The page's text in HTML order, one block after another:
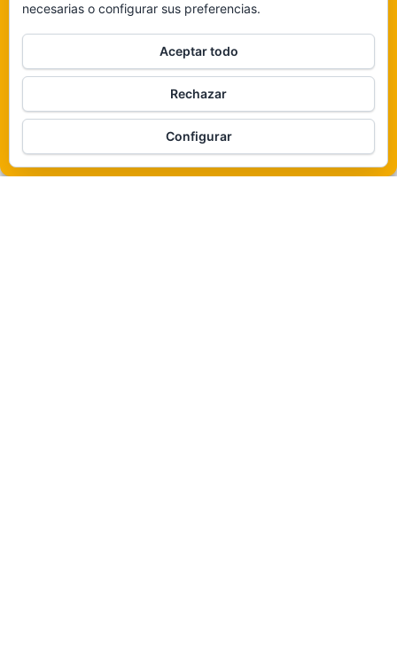
De ninguna manera
Veámos que hay aquí
Política de cookies
WordPress |Tema:
necesarias o configurar sus preferencias.
Aceptar todo
Rechazar
Configurar